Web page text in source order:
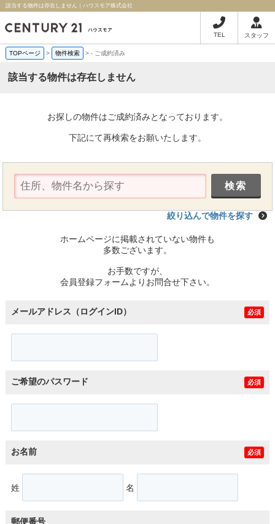
該当する物件は存在しません｜ハウスモア株式会社
TEL スタッフ
TOPページ > 物件検索 >- ご成約済み
該当する物件は存在しません
お探しの物件はご成約済みとなっております。
下記にて再検索をお願いたします。
絞り込んで物件を探す
ホームページに掲載されていない物件も
多数ございます。
お手数ですが、
会員登録フォームよりお問合せ下さい。
メールアドレス（ログインID） 必須
ご希望のパスワード 必須
お名前 必須
姓 名
郵便番号